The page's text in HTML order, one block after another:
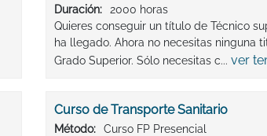
Duración:
2000 horas
Quieres conseguir un título de Técnico
ha llegado. Ahora no necesitas ninguna
Grado Superior. Sólo necesitas c... ver
Curso de Transporte Sanitario
Método:
Curso FP Presencial